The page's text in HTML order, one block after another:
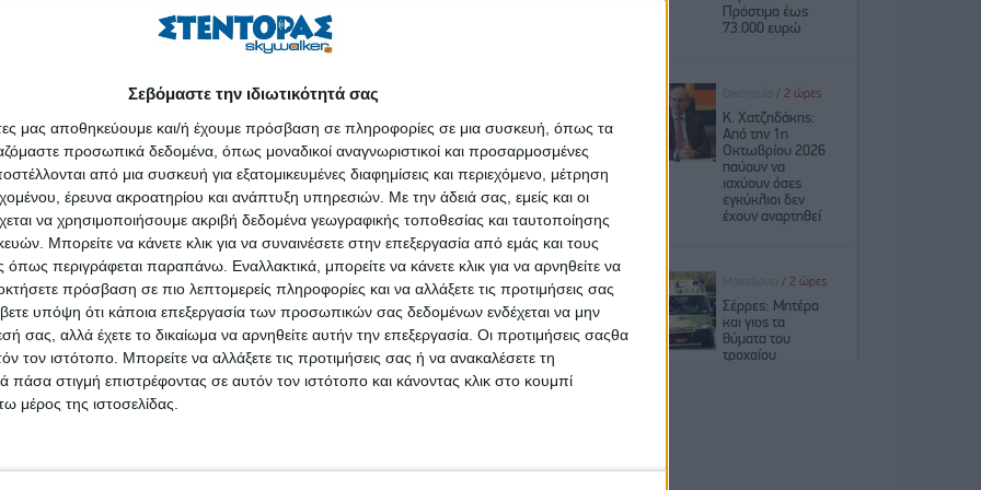
Σεβόμαστε την ιδιωτικότητά σας
μας αποθηκεύουμε και/ή έχουμε πρόσβαση σε πληροφορίες σε μια συσκευή, όπως τα
προσωπικά δεδομένα, όπως μοναδικοί αναγνωριστικοί και προσαρμοσμένες
από μια συσκευή για εξατομικευμένες διαφημίσεις και περιεχόμενο, μέτρηση
έρευνα ακροατηρίου και ανάπτυξη υπηρεσιών. Με την άδειά σας, εμείς και οι
να χρησιμοποιήσουμε ακριβή δεδομένα γεωγραφικής τοποθεσίας και ταυτοποίησης
Μπορείτε να κάνετε κλικ για να συναινέσετε στην επεξεργασία από εμάς και τους
περιγράφεται παραπάνω. Εναλλακτικά, μπορείτε να κάνετε κλικ για να αρνηθείτε να
πρόσβαση σε πιο λεπτομερείς πληροφορίες και να αλλάξετε τις προτιμήσεις σας
υπόψη ότι κάποια επεξεργασία των προσωπικών σας δεδομένων ενδέχεται να μην
σας, αλλά έχετε το δικαίωμα να αρνηθείτε αυτήν την επεξεργασία. Οι προτιμήσεις σαςθα
τον ιστότοπο. Μπορείτε να αλλάξετε τις προτιμήσεις σας ή να ανακαλέσετε τη
στιγμή επιστρέφοντας σε αυτόν τον ιστότοπο και κάνοντας κλικ στο κουμπί
μέρος της ιστοσελίδας.
και με τον πιο επώδυνο τρόπο όλες τις αρνητικές επιπτώσεις της χρήσης.
είναι η πρώτη που τις εντοπίζει. Ο έφηβος δεν σε κοιτάζει πια με καθαρό
εμφανίζονται. Η αγάπη, ο σεβασμός, η σχέση και το συναίσθημα μαζί του
άλλους και τον εαυτό του, την άρνηση, την αργή και σταθερή εγκατάλειψη
Πολύ συχνά εμπλοκή με την παραβατικότητα και τον νόμο.
ρόλο στην εμφάνιση του προβλήματος γιατί είναι ο βασικός φορέας
και εξέλιξης του εφήβου. Οι δυσλειτουργίες, οι εντάσεις, οι αδυναμίες
διεξόδων στη χρήση ναρκωτικών. Πολλές φορές στις οικογένειες
λόγων και έργων. Αρνητικές αξίες, προσωπικό συμφέρον, καχυποψία,
αποτελούν για την έμφυτη αγνότητα του παιδιού και την έμφυτη τάση του
σε αδιέξοδο. Οι καταστάσεις αυτές της οικογένειας οδηγούν σε απόγνωση,
εσωτερική ένταση, υπερβολικό άγχος, δυσκολία διάκρισης σωστού-
παράγοντες που μπορούν να συνδράμουν αποφασιστικά τον έφηβο στη
Με την προϋπόθεση να επιθυμεί να βοηθήσει το παιδί της και την ίδια
δομές συμβουλευτικής και θεραπείας.